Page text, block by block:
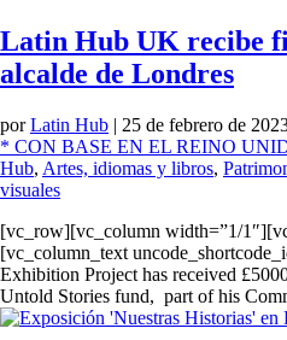
Latin Hub UK recibe
alcalde de Londres
porLatin Hub | 25 de febrero de
* CON BASE EN EL REINO
Hub, Artes, idiomas y libros,
visuales
[vc_row][vc_column width=”1/
[vc_column_text
Exhibition Project has received
Untold Stories fund, part of his